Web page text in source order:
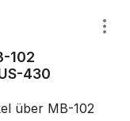
102
430
über MB-102